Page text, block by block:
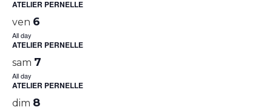
ATELIER PERNELLE
ven 6
All day
ATELIER PERNELLE
sam 7
All day
ATELIER PERNELLE
dim 8